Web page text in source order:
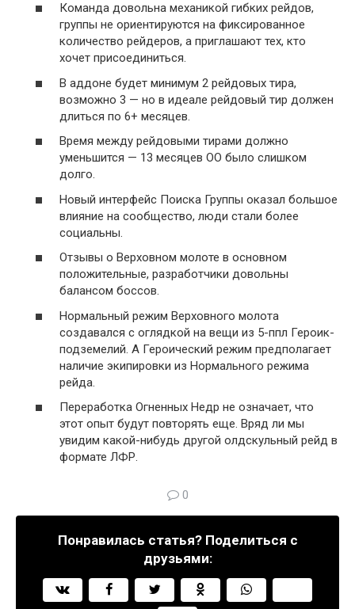
Команда довольна механикой гибких рейдов,
группы не ориентируются на фиксированное
количество рейдеров, а приглашают тех, кто
хочет присоединиться.
В аддоне будет минимум 2 рейдовых тира,
возможно 3 — но в идеале рейдовый тир должен
длиться по 6+ месяцев.
Время между рейдовыми тирами должно
уменьшится — 13 месяцев ОО было слишком
долго.
Новый интерфейс Поиска Группы оказал большое
влияние на сообщество, люди стали более
социальны.
Отзывы о Верховном молоте в основном
положительные, разработчики довольны
балансом боссов.
Нормальный режим Верховного молота
создавался с оглядкой на вещи из 5-ппл Героик-
подземелий. А Героический режим предполагает
наличие экипировки из Нормального режима
рейда.
Переработка Огненных Недр не означает, что
этот опыт будут повторять еще. Вряд ли мы
увидим какой-нибудь другой олдскульный рейд в
формате ЛФР.
0
Понравилась статья? Поделиться с
друзьями: